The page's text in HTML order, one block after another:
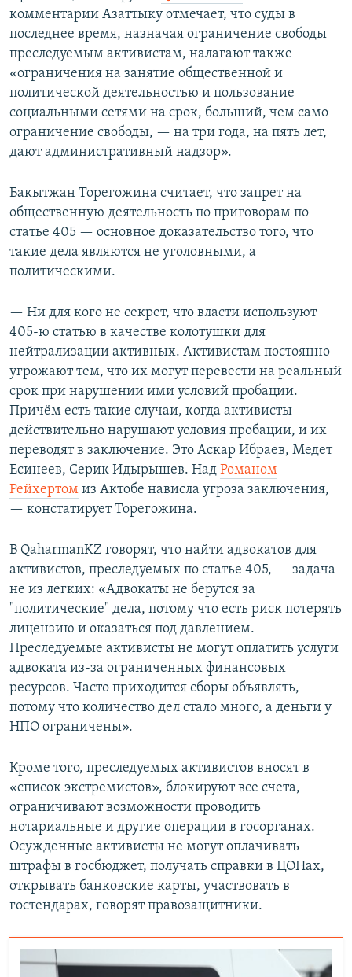
комментарии Азаттыку отмечает, что суды в
последнее время, назначая ограничение свободы
преследуемым активистам, налагают также
«ограничения на занятие общественной и
политической деятельностью и пользование
социальными сетями на срок, больший, чем само
ограничение свободы, — на три года, на пять лет,
дают административный надзор».
Бакытжан Торегожина считает, что запрет на
общественную деятельность по приговорам по
статье 405 — основное доказательство того, что
такие дела являются не уголовными, а
политическими.
— Ни для кого не секрет, что власти используют
405-ю статью в качестве колотушки для
нейтрализации активных. Активистам постоянно
угрожают тем, что их могут перевести на реальный
срок при нарушении ими условий пробации.
Причём есть такие случаи, когда активисты
действительно нарушают условия пробации, и их
переводят в заключение. Это Аскар Ибраев, Медет
Есинеев, Серик Идырышев. Над Романом
Рейхертом из Актобе нависла угроза заключения,
— констатирует Торегожина.
В QaharmanKZ говорят, что найти адвокатов для
активистов, преследуемых по статье 405, — задача
не из легких: «Адвокаты не берутся за
"политические" дела, потому что есть риск потерять
лицензию и оказаться под давлением.
Преследуемые активисты не могут оплатить услуги
адвоката из-за ограниченных финансовых
ресурсов. Часто приходится сборы объявлять,
потому что количество дел стало много, а деньги у
НПО ограничены».
Кроме того, преследуемых активистов вносят в
«список экстремистов», блокируют все счета,
ограничивают возможности проводить
нотариальные и другие операции в госорганах.
Осужденные активисты не могут оплачивать
штрафы в госбюджет, получать справки в ЦОНах,
открывать банковские карты, участвовать в
гостендарах, говорят правозащитники.